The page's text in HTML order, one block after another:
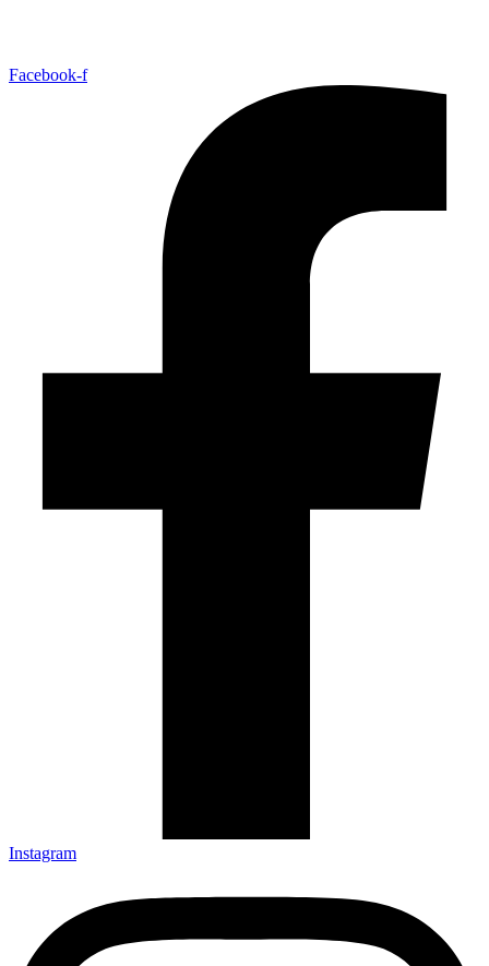
Facebook-f
Instagram